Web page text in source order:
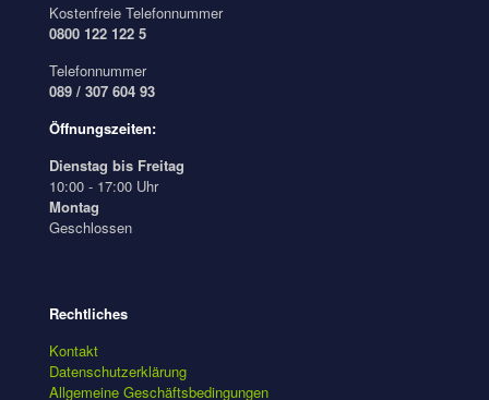
Kostenfreie Telefonnummer
0800 122 122 5
Telefonnummer
089 / 307 604 93
Öffnungszeiten:
Dienstag bis Freitag
10:00 - 17:00 Uhr
Montag
Geschlossen
Rechtliches
Kontakt
Datenschutzerklärung
Allgemeine Geschäftsbedingungen